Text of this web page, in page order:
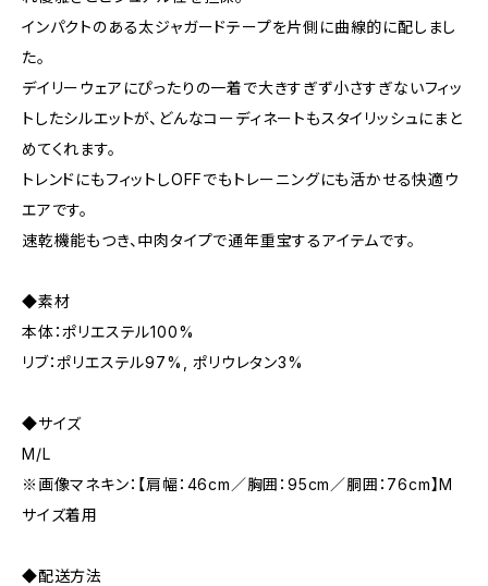
インパクトのある太ジャガードテープを片側に曲線的に配しまし
た。
デイリーウェアにぴったりの一着で大きすぎず小さすぎないフィッ
トしたシルエットが、どんなコーディネートもスタイリッシュにまと
めてくれます。
トレンドにもフィットしOFFでもトレーニングにも活かせる快適ウ
エアです。
速乾機能もつき、中肉タイプで通年重宝するアイテムです。
◆素材
本体：ポリエステル100%
リブ：ポリエステル97%, ポリウレタン3%
◆サイズ
M/L
※画像マネキン：【肩幅：46cm／胸囲：95cm／胴囲：76cm】M
サイズ着用
◆配送方法